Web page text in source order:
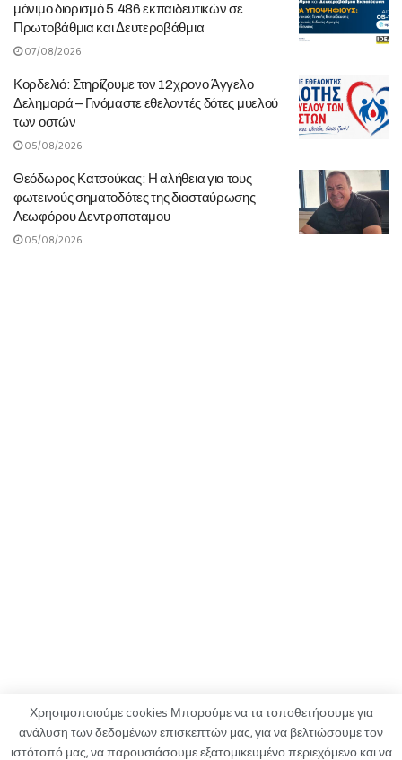
μόνιμο διορισμό 5.486 εκπαιδευτικών σε
Πρωτοβάθμια και Δευτεροβάθμια
07/08/2026
Κορδελιό: Στηρίζουμε τον 12χρονο Άγγελο
Δελημαρά – Γινόμαστε εθελοντές δότες μυελού
των οστών
05/08/2026
Θεόδωρος Κατσούκας: Η αλήθεια για τους
φωτεινούς σηματοδότες της διασταύρωσης
Λεωφόρου Δεντροποταμου
05/08/2026
Χρησιμοποιούμε cookies Μπορούμε να τα τοποθετήσουμε για
ανάλυση των δεδομένων επισκεπτών μας, για να βελτιώσουμε τον
ιστότοπό μας, να παρουσιάσουμε εξατομικευμένο περιεχόμενο και να